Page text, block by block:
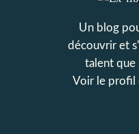
Un blog
découvrir et
talent que
Voir le profil